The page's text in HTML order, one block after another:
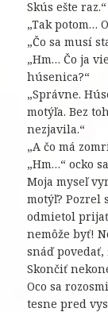
Skús ešte raz.“
„Tak potom…
„Čo sa musí
„Hm… Čo ja
húsenica?“
„Správne.
motýľa. Bez
nezjavila.“
„A čo má
„Hm…“ ocko
Moja myseľ
motýľ? Pozrel
odmietol
nemôže byť!
snáď
Skončiť
Oco sa
tesne pred